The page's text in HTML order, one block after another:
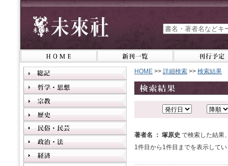
HOME >> 詳細検索 >> 検索結果
著者名 ： 塚原史 で検索した結果
1件目から1件目までを表示して